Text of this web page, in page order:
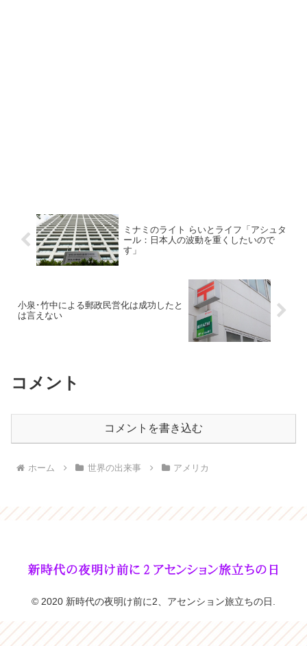
ミナミのライト らいとライフ「アシュタ
ール：日本人の波動を重くしたいので
す」
小泉･竹中による郵政民営化は成功したと
は言えない
コメント
コメントを書き込む
ホーム 世界の出来事 アメリカ
© 2020 新時代の夜明け前に2、アセンション旅立ちの日.